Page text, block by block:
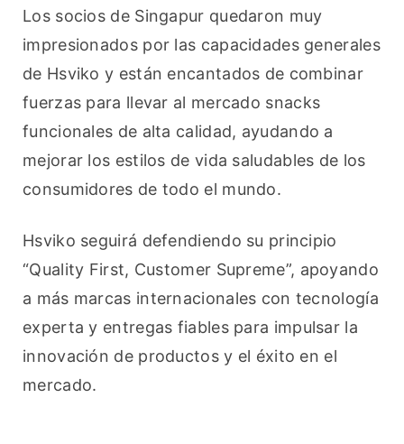
Los socios de Singapur quedaron muy
impresionados por las capacidades generales
de Hsviko y están encantados de combinar
fuerzas para llevar al mercado snacks
funcionales de alta calidad, ayudando a
mejorar los estilos de vida saludables de los
consumidores de todo el mundo.
Hsviko seguirá defendiendo su principio
“Quality First, Customer Supreme”, apoyando
a más marcas internacionales con tecnología
experta y entregas fiables para impulsar la
innovación de productos y el éxito en el
mercado.